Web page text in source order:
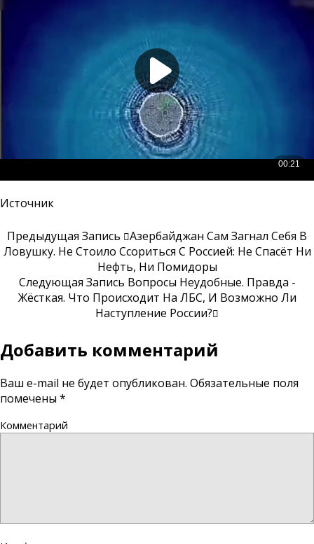
Источник
Предыдущая Запись
Азербайджан Сам Загнал Себя В
Ловушку. Не Стоило Ссориться С Россией: Не Спасёт Ни
Нефть, Ни Помидоры
Следующая Запись Вопросы Неудобные. Правда -
Жёсткая. Что Происходит На ЛБС, И Возможно Ли
Наступление России?
Добавить комментарий
Ваш e-mail не будет опубликован. Обязательные поля
помечены *
Комментарий